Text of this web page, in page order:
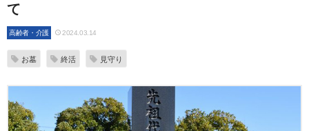
て
高齢者・介護 2024.03.14
お墓 終活 見守り